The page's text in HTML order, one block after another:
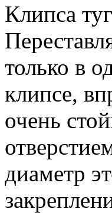
Клипса
только в
клипсе,
очень
диаметр